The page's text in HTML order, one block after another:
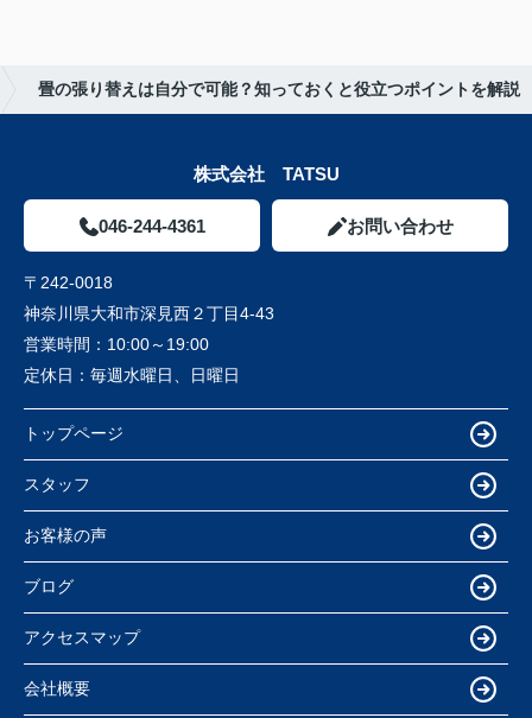
畳の張り替えは自分で可能？知っておくと役立つポイントを解説
株式会社 TATSU
046-244-4361 お問い合わせ
〒242-0018
神奈川県大和市深見西２丁目4-43
営業時間： 10:00～19:00
定休日： 毎週水曜日、日曜日
トップページ
スタッフ
お客様の声
ブログ
アクセスマップ
会社概要